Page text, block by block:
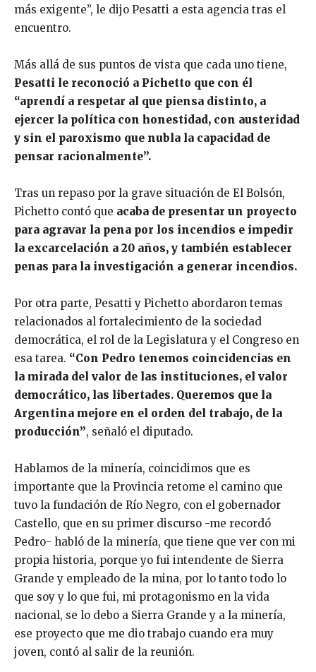
más exigente”, le dijo Pesatti a esta agencia tras el
encuentro.
Más allá de sus puntos de vista que cada uno tiene,
Pesatti le reconoció a Pichetto que con él
“aprendí a respetar al que piensa distinto, a
ejercer la política con honestidad, con austeridad
y sin el paroxismo que nubla la capacidad de
pensar racionalmente”.
Tras un repaso por la grave situación de El Bolsón,
Pichetto contó que acaba de presentar un proyecto
para agravar la pena por los incendios e impedir
la excarcelación a 20 años, y también establecer
penas para la investigación a generar incendios.
Por otra parte, Pesatti y Pichetto abordaron temas
relacionados al fortalecimiento de la sociedad
democrática, el rol de la Legislatura y el Congreso en
esa tarea. “Con Pedro tenemos coincidencias en
la mirada del valor de las instituciones, el valor
democrático, las libertades. Queremos que la
Argentina mejore en el orden del trabajo, de la
producción”, señaló el diputado.
Hablamos de la minería, coincidimos que es
importante que la Provincia retome el camino que
tuvo la fundación de Río Negro, con el gobernador
Castello, que en su primer discurso -me recordó
Pedro- habló de la minería, que tiene que ver con mi
propia historia, porque yo fui intendente de Sierra
Grande y empleado de la mina, por lo tanto todo lo
que soy y lo que fui, mi protagonismo en la vida
nacional, se lo debo a Sierra Grande y a la minería,
ese proyecto que me dio trabajo cuando era muy
joven, contó al salir de la reunión.